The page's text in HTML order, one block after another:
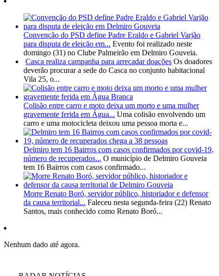
Convenção do PSD define Padre Eraldo e Gabriel Varjão
para disputa de eleição em... Evento foi realizado neste
domingo (31) no Clube Palmeirão em Delmiro Gouveia.
Casca realiza campanha para arrecadar doações Os doadores
deverão procurar a sede do Casca no conjunto habitacional
Vila 25, o...
Colisão entre carro e moto deixa um morto e uma mulher
gravemente ferida em Água... Uma colisão envolvendo um
carro e uma motocicleta deixou uma pessoa morta e...
Delmiro tem 16 Bairros com casos confirmados por covid-19,
número de recuperados... O município de Delmiro Gouveia
tem 16 Bairros com casos confirmado...
Morre Renato Boró, servidor público, historiador e defensor
da causa territorial... Faleceu nesta segunda-feira (22) Renato
Santos, mais conhecido como Renato Boró...
Nenhum dado até agora.